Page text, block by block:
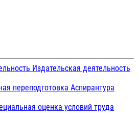
Издательская деятельность
переподготовка Аспирантура
оценка условий труда